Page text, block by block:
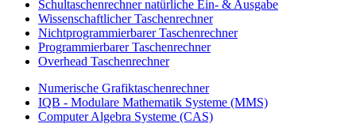
Schultaschenrechner natürliche Ein- & Ausgabe
Wissenschaftlicher Taschenrechner
Nichtprogrammierbarer Taschenrechner
Programmierbarer Taschenrechner
Overhead Taschenrechner
Numerische Grafiktaschenrechner
IQB - Modulare Mathematik Systeme (MMS)
Computer Algebra Systeme (CAS)